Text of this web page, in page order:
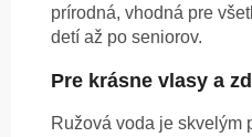
prírodná, vhodná pre
detí až po seniorov.
Pre krásne vlasy a
Ružová voda je skvelým